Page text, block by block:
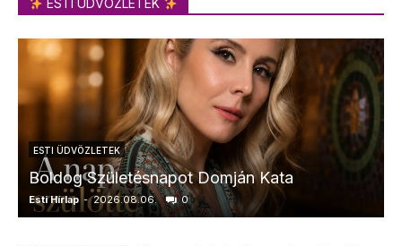
ESTI ÜDVÖZLETEK
ESTI ÜDVÖZLETEK
Boldog Születésnapot Domján Kata
Esti Hírlap - 2026.08.06. 0